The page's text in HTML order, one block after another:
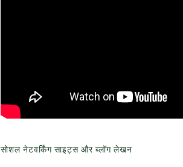
सोशल नेटवर्किंग साइट्स और ब्लॉग लेखन